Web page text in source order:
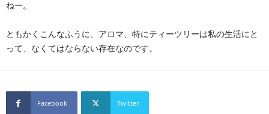
ねー。
ともかくこんなふうに、アロマ、特にティーツリーは私の生活にと
って、なくてはならない存在なのです。
Facebook Twitter